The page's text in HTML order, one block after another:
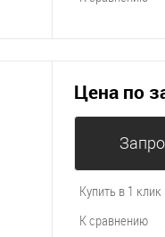
Цена по
Купить в 1 клик
К сравнению